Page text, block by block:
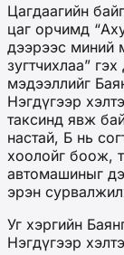
Цагдаагийн
цаг орчимд
дээрээс миний
зугтчихлаа”
мэдээллийг
Нэгдүгээр
таксинд явж
настай, Б нь
хоолойг боож,
автомашиныг
эрэн
Уг хэргийн
Нэгдүгээр